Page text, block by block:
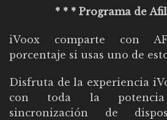
* * * Programa de
iVoox comparte con
porcentaje si usas uno de
Disfruta de la experiencia
con toda la
sincronización de